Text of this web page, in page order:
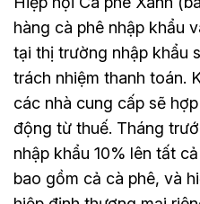
hàng cà phê nhập khẩu
tại thị trường nhập khẩu
trách nhiệm thanh toán.
các nhà cung cấp sẽ
động từ thuế. Tháng
nhập khẩu 10% lên tất
bao gồm cả cà phê, và